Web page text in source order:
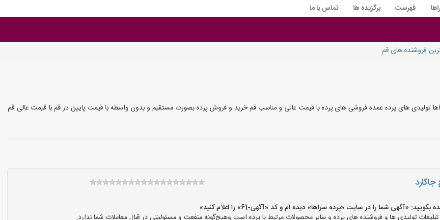
فهرست برگزیده ها تماس با ما
فروشنده های قم
تولیدی های پرده عمده فروشی های پرده با قیمت عالی و مناسب قم خرید و فروش پرده بصورت مستقیم و بدون واسطه با قیمت پایین در قم با قیمت عالی قم
«آگهی شما را در سایت «پرده سراها» دیده ام و کد «آگهی-61» را اعلام کنید»
تولیدی ها و فروشنده های پرده و سایر محصولات مرتبط با پرده است وهیچ‌گونه منفعت و مسئولیتی در قبال معاملات شما ندارد.